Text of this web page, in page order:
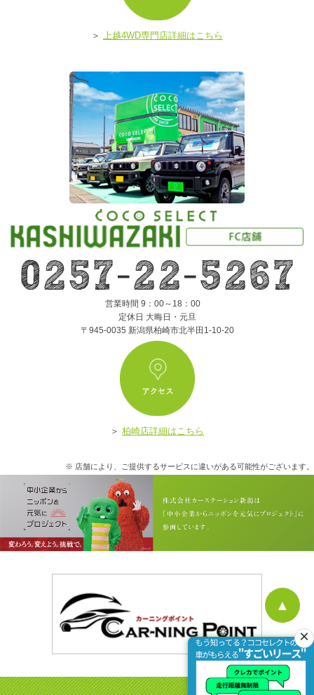
＞ 上越4WD専門店詳細はこちら
営業時間 9：00～18：00
定休日 大晦日・元旦
〒945-0035 新潟県柏崎市北半田1-10-20
＞ 柏崎店詳細はこちら
※ 店舗により、ご提供するサービスに違いがある可能性がございます。
▲
×